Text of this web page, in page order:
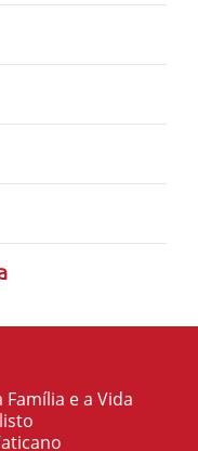
e a Vida